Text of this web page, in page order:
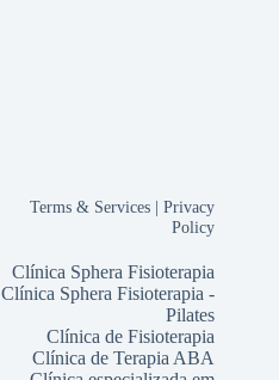
Terms & Services |Privacy
Policy
Clínica Sphera Fisioterapia
Clínica Sphera Fisioterapia -
Pilates
Clínica de Fisioterapia
Clínica de Terapia ABA